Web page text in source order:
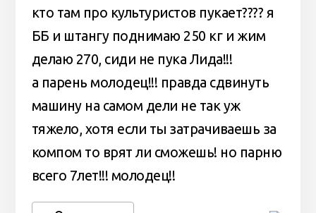
кто там про культуристов пукает???? я
ББ и штангу поднимаю 250 кг и жим
делаю 270, сиди не пука Лида!!!
а парень молодец!!! правда сдвинуть
машину на самом дели не так уж
тяжело, хотя если ты затрачиваешь за
компом то врят ли сможешь! но парню
всего 7лет!!! молодец!!